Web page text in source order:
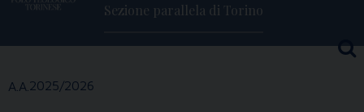
Sezione parallela di Torino
2025/2026